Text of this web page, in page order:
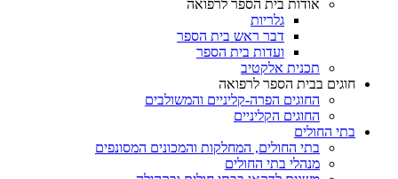
אודות בית הספר לרפואה
גלריות
דבר ראש בית הספר
ועדות בית הספר
תכנית אלקטיב
חוגים בבית הספר לרפואה
החוגים הפרה-קליניים והמשולבים
החוגים הקליניים
בתי החולים
בתי החולים, המחלקות והמכונים המסונפים
מנהלי בתי החולים